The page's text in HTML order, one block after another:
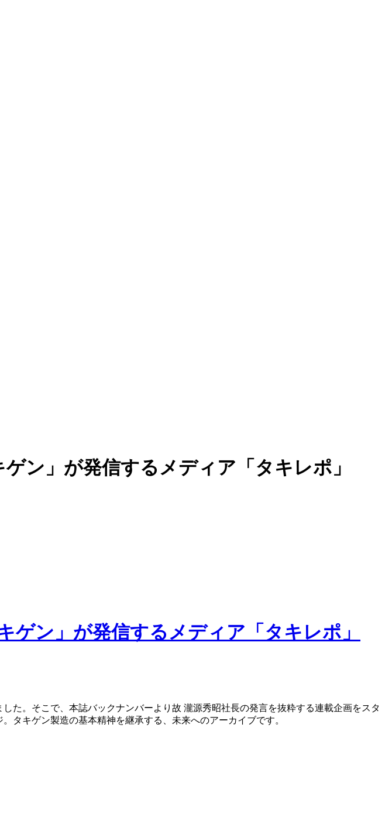
ン」が発信するメディア「タキレポ」
た。そこで、本誌バックナンバーより故 瀧源秀昭社長の発言を抜粋する連載企画をスタ
タキゲン製造の基本精神を継承する、未来へのアーカイブです。